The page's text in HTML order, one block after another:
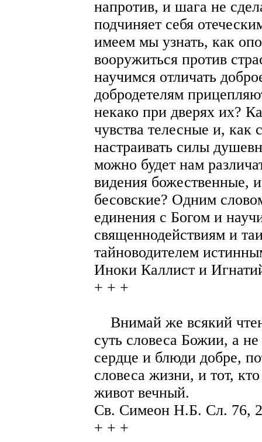
напротив, и шага не
подчиняет себя
имеем мы узнать, как
вооружиться против
научимся отличать
добродетелям
некако при дверях их?
чувства телесные и, как
настраивать силы
можно будет нам
видения божественные,
бесовские? Одним
единения с Богом и
священнодействиям и
тайноводителем
Иноки Каллист и
+ + +
Внимай же всякий
суть словеса Божии, а
сердце и блюди добре,
словеса жизни, и тот,
живот вечный.
Св. Симеон Н.Б. Сл. 76,
+ + +